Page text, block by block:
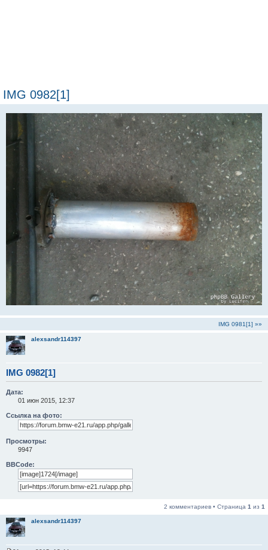
IMG 0982[1]
IMG 0981[1] »»
alexsandr114397
IMG 0982[1]
Дата:
01 июн 2015, 12:37
Ссылка на фото:
Просмотры:
9947
BBCode:
2 комментариев • Страница 1 из 1
alexsandr114397